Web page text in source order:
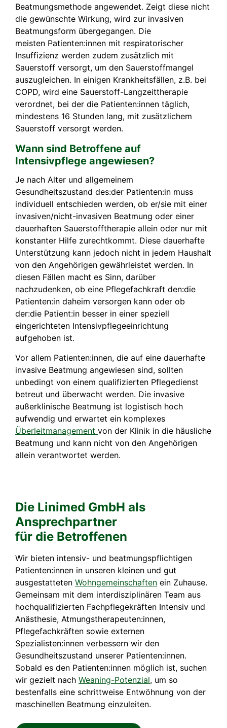
Beatmungsmethode angewendet. Zeigt diese nicht
die gewünschte Wirkung, wird zur invasiven
Beatmungsform übergegangen. Die
meisten Patienten:innen mit respiratorischer
Insuffizienz werden zudem zusätzlich mit
Sauerstoff versorgt, um den Sauerstoffmangel
auszugleichen. In einigen Krankheitsfällen, z.B. bei
COPD, wird eine Sauerstoff-Langzeittherapie
verordnet, bei der die Patienten:innen täglich,
mindestens 16 Stunden lang, mit zusätzlichem
Sauerstoff versorgt werden.
Wann sind Betroffene auf
Intensivpflege angewiesen?
Je nach Alter und allgemeinem
Gesundheitszustand des:der Patienten:in muss
individuell entschieden werden, ob er/sie mit einer
invasiven/nicht-invasiven Beatmung oder einer
dauerhaften Sauerstofftherapie allein oder nur mit
konstanter Hilfe zurechtkommt. Diese dauerhafte
Unterstützung kann jedoch nicht in jedem Haushalt
von den Angehörigen gewährleistet werden. In
diesen Fällen macht es Sinn, darüber
nachzudenken, ob eine Pflegefachkraft den:die
Patienten:in daheim versorgen kann oder ob
der:die Patient:in besser in einer speziell
eingerichteten Intensivpflegeeinrichtung
aufgehoben ist.
Vor allem Patienten:innen, die auf eine dauerhafte
invasive Beatmung angewiesen sind, sollten
unbedingt von einem qualifizierten Pflegedienst
betreut und überwacht werden. Die invasive
außerklinische Beatmung ist logistisch hoch
aufwendig und erwartet ein komplexes
Überleitmanagement von der Klinik in die häusliche
Beatmung und kann nicht von den Angehörigen
allein verantwortet werden.
Die Linimed GmbH als
Ansprechpartner
für die Betroffenen
Wir bieten intensiv- und beatmungspflichtigen
Patienten:innen in unseren kleinen und gut
ausgestatteten Wohngemeinschaften ein Zuhause.
Gemeinsam mit dem interdisziplinären Team aus
hochqualifizierten Fachpflegekräften Intensiv und
Anästhesie, Atmungstherapeuten:innen,
Pflegefachkräften sowie externen
Spezialisten:innen verbessern wir den
Gesundheitszustand unserer Patienten:innen.
Sobald es den Patienten:innen möglich ist, suchen
wir gezielt nach Weaning-Potenzial, um so
bestenfalls eine schrittweise Entwöhnung von der
maschinellen Beatmung einzuleiten.